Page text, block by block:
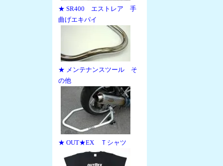
★ SR400 エストレア 手
曲げエキパイ
★ メンテナンスツール そ
の他
★ OUT★EX Ｔシャツ